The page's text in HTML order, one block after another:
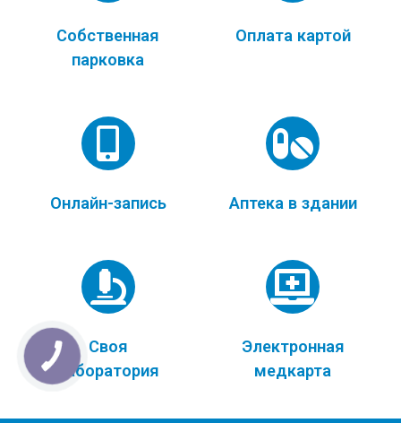
Собственная
парковка
Оплата картой
Онлайн-запись Аптека в здании
Своя
лаборатория
Электронная
медкарта